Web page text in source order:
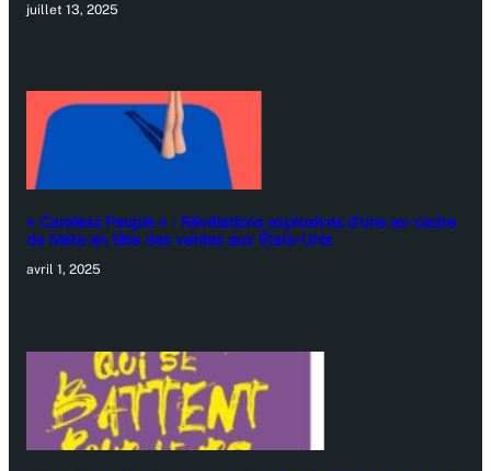
juillet 13, 2025
« Careless People » : Révélations explosives d’une ex-cadre
de Meta en tête des ventes aux États-Unis
avril 1, 2025